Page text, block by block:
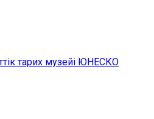
тарих музейі ЮНЕСКО